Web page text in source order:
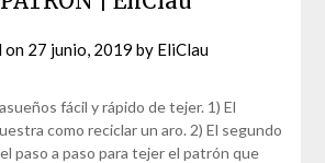
on 27 junio, 2019 by EliClau
fácil y rápido de tejer. 1) El
como reciclar un aro. 2) El segundo
paso a paso para tejer el patrón que